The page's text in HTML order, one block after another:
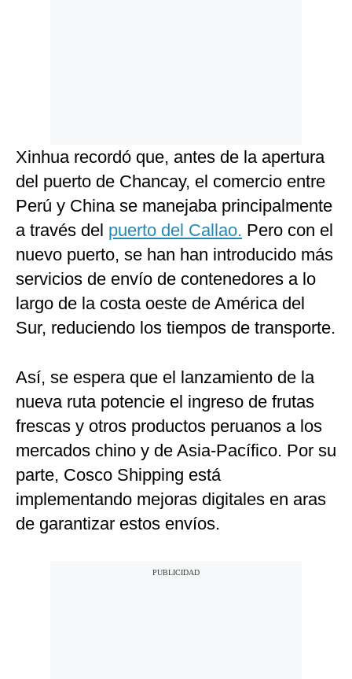
Xinhua recordó que, antes de la apertura
del puerto de Chancay, el comercio entre
Perú y China se manejaba principalmente
a través del puerto del Callao. Pero con el
nuevo puerto, se han han introducido más
servicios de envío de contenedores a lo
largo de la costa oeste de América del
Sur, reduciendo los tiempos de transporte.
Así, se espera que el lanzamiento de la
nueva ruta potencie el ingreso de frutas
frescas y otros productos peruanos a los
mercados chino y de Asia-Pacífico. Por su
parte, Cosco Shipping está
implementando mejoras digitales en aras
de garantizar estos envíos.